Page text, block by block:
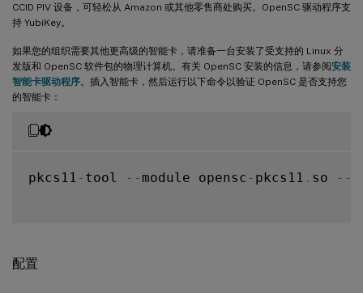
CCID PIV 设备，可轻松从 Amazon 或其他零售商处购买。OpenSC 驱动程序支
持 YubiKey。
如果您的组织需要其他更高级的智能卡，请准备一台安装了受支持的 Linux 分
发版和 OpenSC 软件包的物理计算机。有关 OpenSC 安装的信息，请参阅安装
智能卡驱动程序。插入智能卡，然后运行以下命令以验证 OpenSC 是否支持您
的智能卡：
pkcs11 - tool -- module opensc - pkcs11 . so --
配置